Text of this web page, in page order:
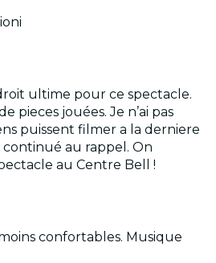
ultime pour ce spectacle.
pieces jouées. Je n’ai pas
puissent filmer a la derniere
continué au rappel. On
au Centre Bell !
confortables. Musique